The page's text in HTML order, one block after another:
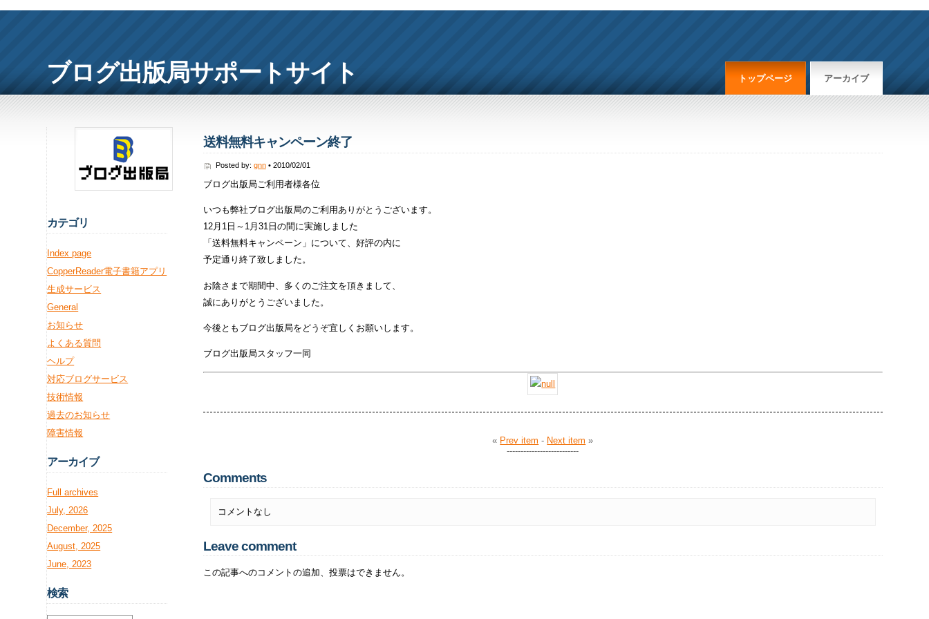
ブログ出版局サポートサイト トップページ アーカイブ
送料無料キャンペーン終了
Posted by: gnn• 2010/02/01
ブログ出版局ご利用者様各位
いつも弊社ブログ出版局のご利用ありがとうございます。
12月1日～1月31日の間に実施しました
「送料無料キャンペーン」について、好評の内に
予定通り終了致しました。
お陰さまで期間中、多くのご注文を頂きまして、
誠にありがとうございました。
今後ともブログ出版局をどうぞ宜しくお願いします。
ブログ出版局スタッフ一同
« Prev item - Next item »
--------------------------
Comments
コメントなし
Leave comment
この記事へのコメントの追加、投票はできません。
カテゴリ
Index page
CopperReader電子書籍アプリ
生成サービス
General
お知らせ
よくある質問
ヘルプ
対応ブログサービス
技術情報
過去のお知らせ
障害情報
アーカイブ
Full archives
July, 2026
December, 2025
August, 2025
June, 2023
検索